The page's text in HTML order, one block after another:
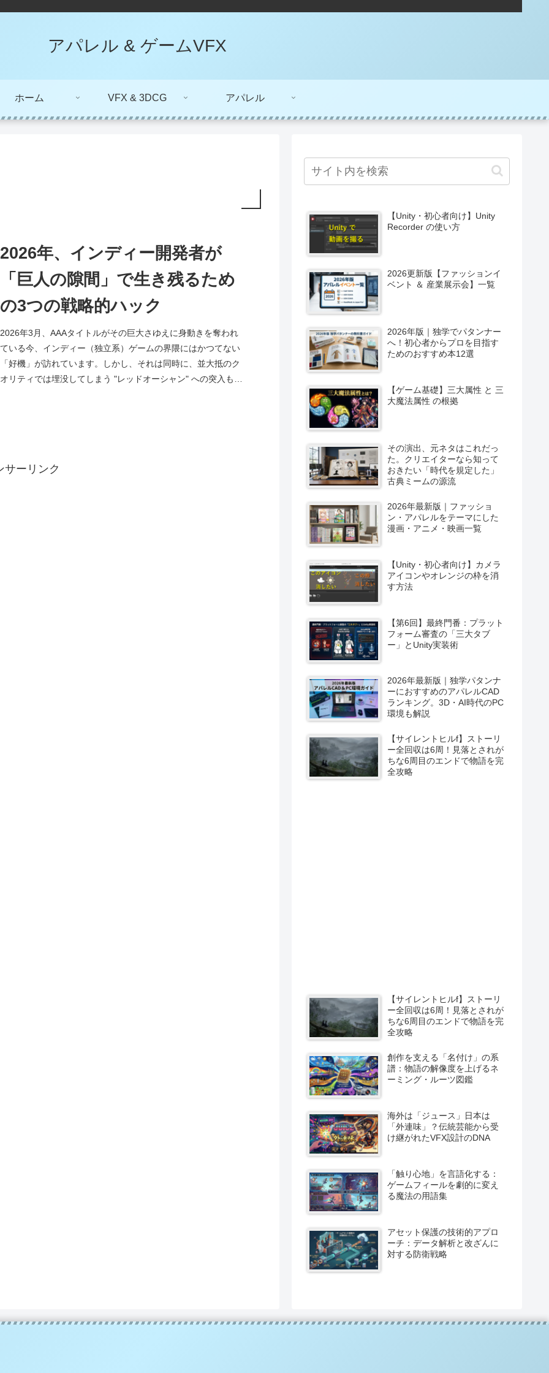
アパレル & ゲームVFX
ホーム VFX & 3DCG アパレル
2026年、インディー開発者が
「巨人の隙間」で生き残るため
の3つの戦略的ハック
2026年3月、AAAタイトルがその巨大さゆえに身動きを奪われ
ている今、インディー（独立系）ゲームの界隈にはかつてない
「好機」が訪れています。しかし、それは同時に、並大抵のク
オリティでは埋没してしまう "レッドオーシャン" への突入も意
サーリンク
【Unity・初心者向け】Unity
Recorder の使い方
2026更新版【ファッションイ
ベント ＆ 産業展示会】一覧
2026年版｜独学でパタンナー
へ！初心者からプロを目指す
ためのおすすめ本12選
【ゲーム基礎】三大属性 と 三
大魔法属性 の根拠
その演出、元ネタはこれだっ
た。クリエイターなら知って
おきたい「時代を規定した」
古典ミームの源流
2026年最新版｜ファッショ
ン・アパレルをテーマにした
漫画・アニメ・映画一覧
【Unity・初心者向け】カメラ
アイコンやオレンジの枠を消
す方法
【第6回】最終門番：プラット
フォーム審査の「三大タブ
ー」とUnity実装術
2026年最新版｜独学パタンナ
ーにおすすめのアパレルCAD
ランキング。3D・AI時代のPC
環境も解説
【サイレントヒルf】ストーリ
ー全回収は6周！見落とされが
ちな6周目のエンドで物語を完
全攻略
【サイレントヒルf】ストーリ
ー全回収は6周！見落とされが
ちな6周目のエンドで物語を完
全攻略
創作を支える「名付け」の系
譜：物語の解像度を上げるネ
ーミング・ルーツ図鑑
海外は「ジュース」日本は
「外連味」？伝統芸能から受
け継がれたVFX設計のDNA
「触り心地」を言語化する：
ゲームフィールを劇的に変え
る魔法の用語集
アセット保護の技術的アプロ
ーチ：データ解析と改ざんに
対する防衛戦略